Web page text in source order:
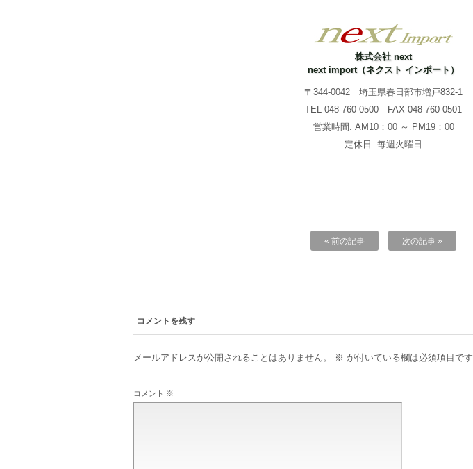
株式会社 next
next import（ネクスト インポート）
〒344-0042 埼玉県春日部市増戸832-1
TEL 048-760-0500 FAX 048-760-0501
営業時間. AM10：00 ～ PM19：00
定休日. 毎週火曜日
« 前の記事 次の記事 »
コメントを残す
メールアドレスが公開されることはありません。 ※ が付いている欄は必須項目です
コメント ※